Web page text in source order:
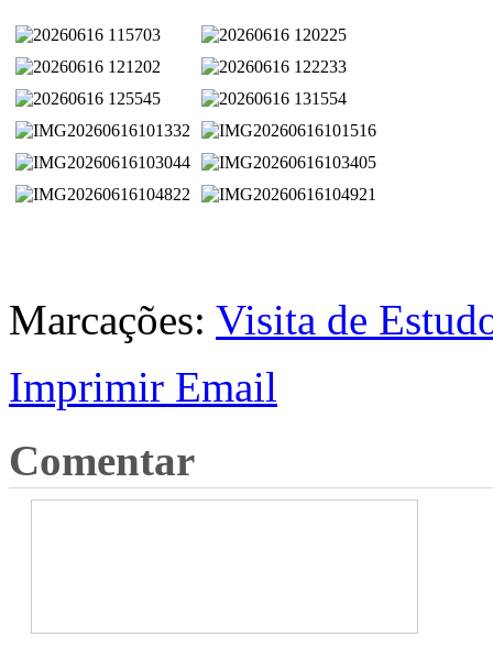
Marcações: Visita de
Imprimir Email
Comentar